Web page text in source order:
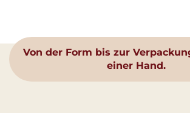
Von der Form bis zur
einer Hand.